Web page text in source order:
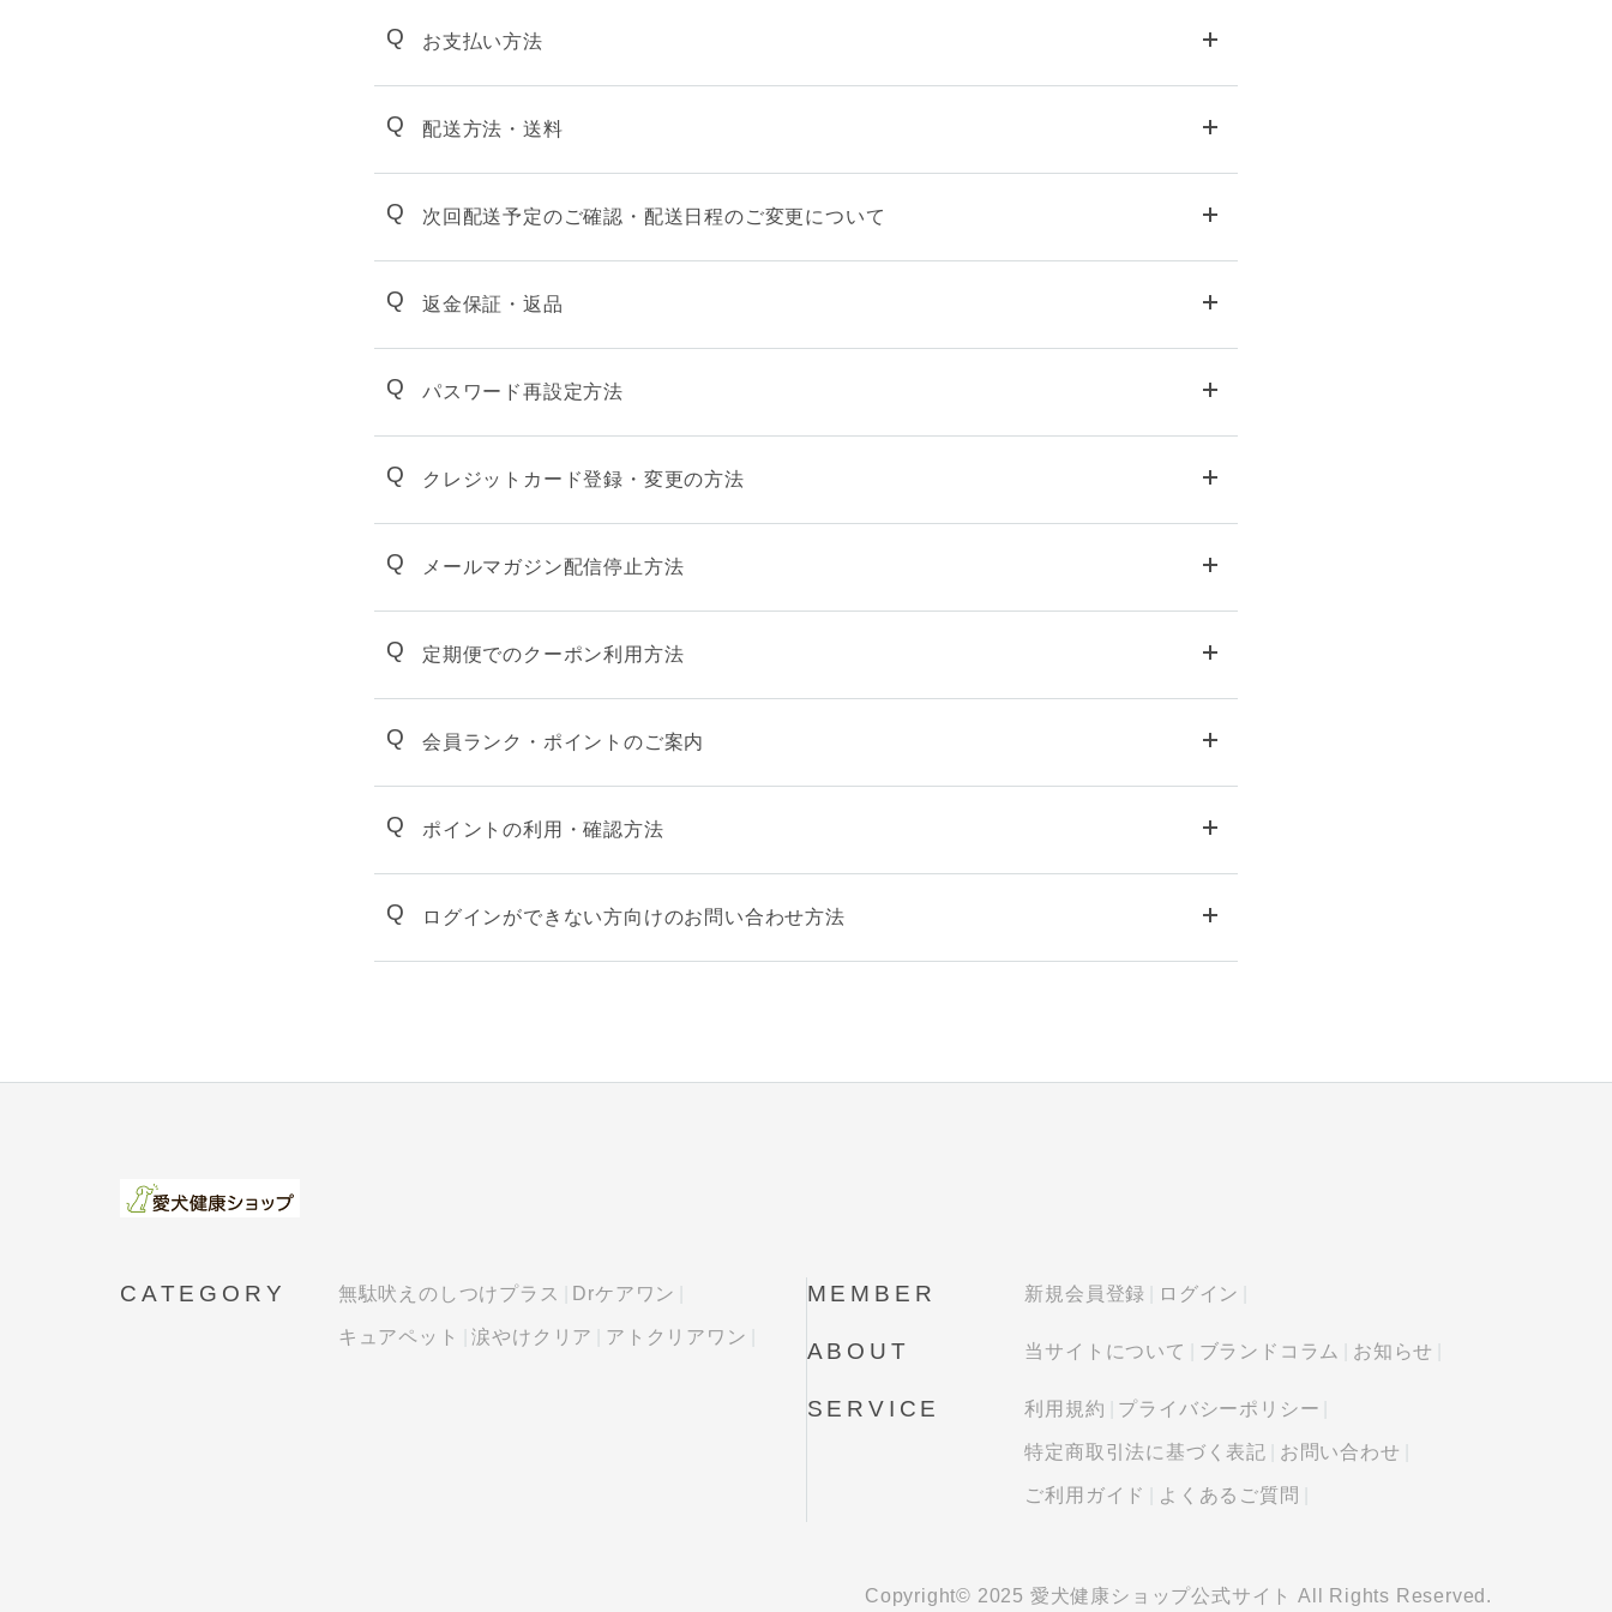
Q お支払い方法
Q 配送方法・送料
Q 次回配送予定のご確認・配送日程のご変更について
Q 返金保証・返品
Q パスワード再設定方法
Q クレジットカード登録・変更の方法
Q メールマガジン配信停止方法
Q 定期便でのクーポン利用方法
Q 会員ランク・ポイントのご案内
Q ポイントの利用・確認方法
Q ログインができない方向けのお問い合わせ方法
CATEGORY 無駄吠えのしつけプラス Drケアワン
キュアペット 涙やけクリア アトクリアワン
MEMBER 新規会員登録 ログイン
ABOUT 当サイトについて ブランドコラム お知らせ
SERVICE 利用規約 プライバシーポリシー
特定商取引法に基づく表記 お問い合わせ
ご利用ガイド よくあるご質問
Copyright© 2025 愛犬健康ショップ公式サイト All Rights Reserved.